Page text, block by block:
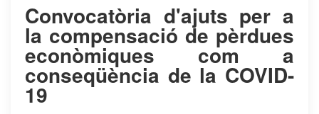
​Convocatòria d'ajuts per a
la compensació de pèrdues
econòmiques com a
conseqüència de la COVID-
19